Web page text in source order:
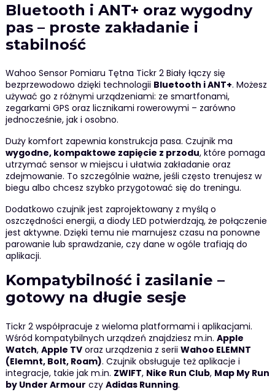
Bluetooth i ANT+ oraz wygodny
pas – proste zakładanie i
stabilność
Wahoo Sensor Pomiaru Tętna Tickr 2 Biały łączy się
bezprzewodowo dzięki technologii Bluetooth i ANT+. Możesz
używać go z różnymi urządzeniami: ze smartfonami,
zegarkami GPS oraz licznikami rowerowymi – zarówno
jednocześnie, jak i osobno.
Duży komfort zapewnia konstrukcja pasa. Czujnik ma
wygodne, kompaktowe zapięcie z przodu, które pomaga
utrzymać sensor w miejscu i ułatwia zakładanie oraz
zdejmowanie. To szczególnie ważne, jeśli często trenujesz w
biegu albo chcesz szybko przygotować się do treningu.
Dodatkowo czujnik jest zaprojektowany z myślą o
oszczędności energii, a diody LED potwierdzają, że połączenie
jest aktywne. Dzięki temu nie marnujesz czasu na ponowne
parowanie lub sprawdzanie, czy dane w ogóle trafiają do
aplikacji.
Kompatybilność i zasilanie –
gotowy na długie sesje
Tickr 2 współpracuje z wieloma platformami i aplikacjami.
Wśród kompatybilnych urządzeń znajdziesz m.in. Apple
Watch, Apple TVoraz urządzenia z serii Wahoo ELEMNT
(Elemnt, Bolt, Roam). Czujnik obsługuje też aplikacje i
integracje, takie jak m.in. ZWIFT, Nike Run Club, Map My Run
by Under Armour czy Adidas Running.